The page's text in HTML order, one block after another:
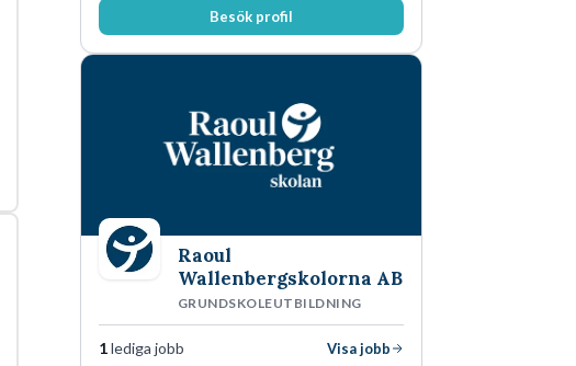
Besök profil
Raoul
Wallenbergskolorna AB
GRUNDSKOLEUTBILDNING
1lediga jobb
Visa jobb